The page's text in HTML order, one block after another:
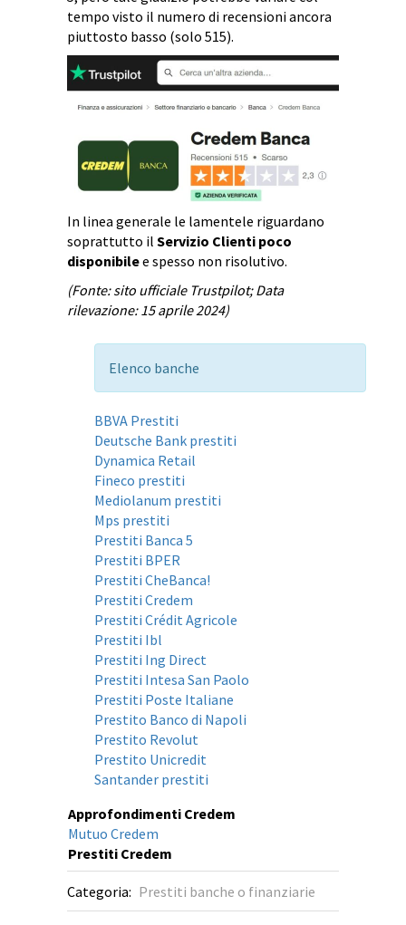
tempo visto il numero di recensioni ancora
piuttosto basso (solo 515).
In linea generale le lamentele riguardano
soprattutto il Servizio Clienti poco
disponibilee spesso non risolutivo.
(Fonte: sito ufficiale Trustpilot; Data
rilevazione: 15 aprile 2024)
Elenco banche
BBVA Prestiti
Deutsche Bank prestiti
Dynamica Retail
Fineco prestiti
Mediolanum prestiti
Mps prestiti
Prestiti Banca 5
Prestiti BPER
Prestiti CheBanca!
Prestiti Credem
Prestiti Crédit Agricole
Prestiti Ibl
Prestiti Ing Direct
Prestiti Intesa San Paolo
Prestiti Poste Italiane
Prestito Banco di Napoli
Prestito Revolut
Prestito Unicredit
Santander prestiti
Approfondimenti Credem
Mutuo Credem
Prestiti Credem
Categoria: Prestiti banche o finanziarie